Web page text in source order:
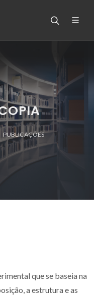
PUBLICAÇÕES
que se baseia na
a estrutura e as